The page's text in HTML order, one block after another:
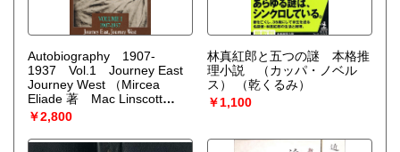
Autobiography 1907-
1937 Vol.1 Journey East
Journey West
（Mircea
Eliade 著 Mac Linscott
Ricketts 訳）
￥2,800
林真紅郎と五つの謎 本格推
理小説 （カッパ・ノベル
ス）
（乾くるみ）
￥1,100